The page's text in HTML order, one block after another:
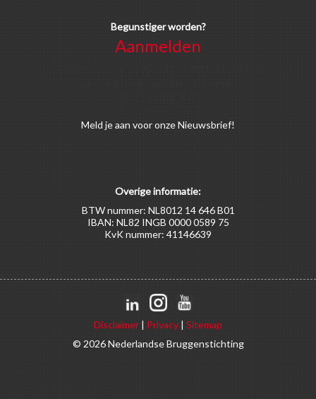
Begunstiger worden?
Aanmelden
Meld je aan voor onze Nieuwsbrief!
Overige informatie:
BTW nummer: NL8012 14 646 B01
IBAN: NL82 INGB 0000 0589 75
KvK nummer: 41146639
Disclaimer | Privacy | Sitemap
© 2026 Nederlandse Bruggenstichting